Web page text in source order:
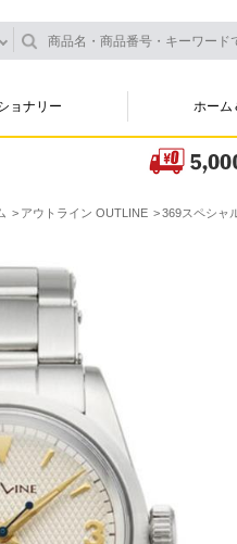
ョナリー ホーム
アウトライン OUTLINE 369スペシャ